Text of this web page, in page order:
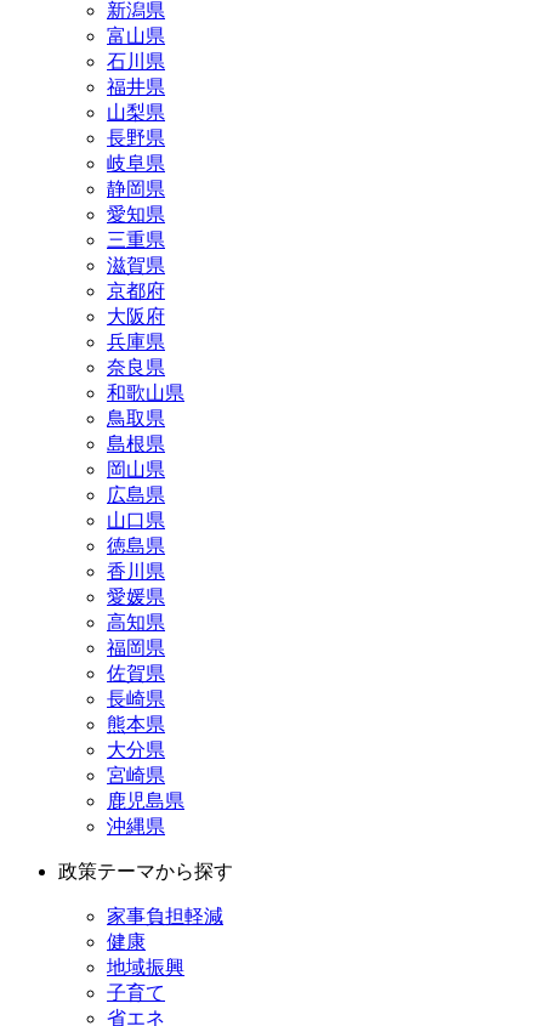
新潟県
富山県
石川県
福井県
山梨県
長野県
岐阜県
静岡県
愛知県
三重県
滋賀県
京都府
大阪府
兵庫県
奈良県
和歌山県
鳥取県
島根県
岡山県
広島県
山口県
徳島県
香川県
愛媛県
高知県
福岡県
佐賀県
長崎県
熊本県
大分県
宮崎県
鹿児島県
沖縄県
政策テーマから探す
家事負担軽減
健康
地域振興
子育て
省エネ